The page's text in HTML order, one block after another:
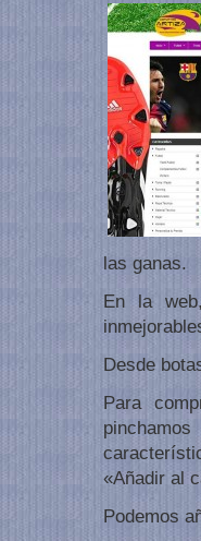
las ganas.
En la
Desde
Para
«Añadir al
Podemos